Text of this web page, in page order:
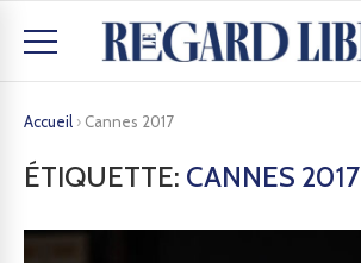
Accueil › Cannes 2017
ÉTIQUETTE: CANNES 2017